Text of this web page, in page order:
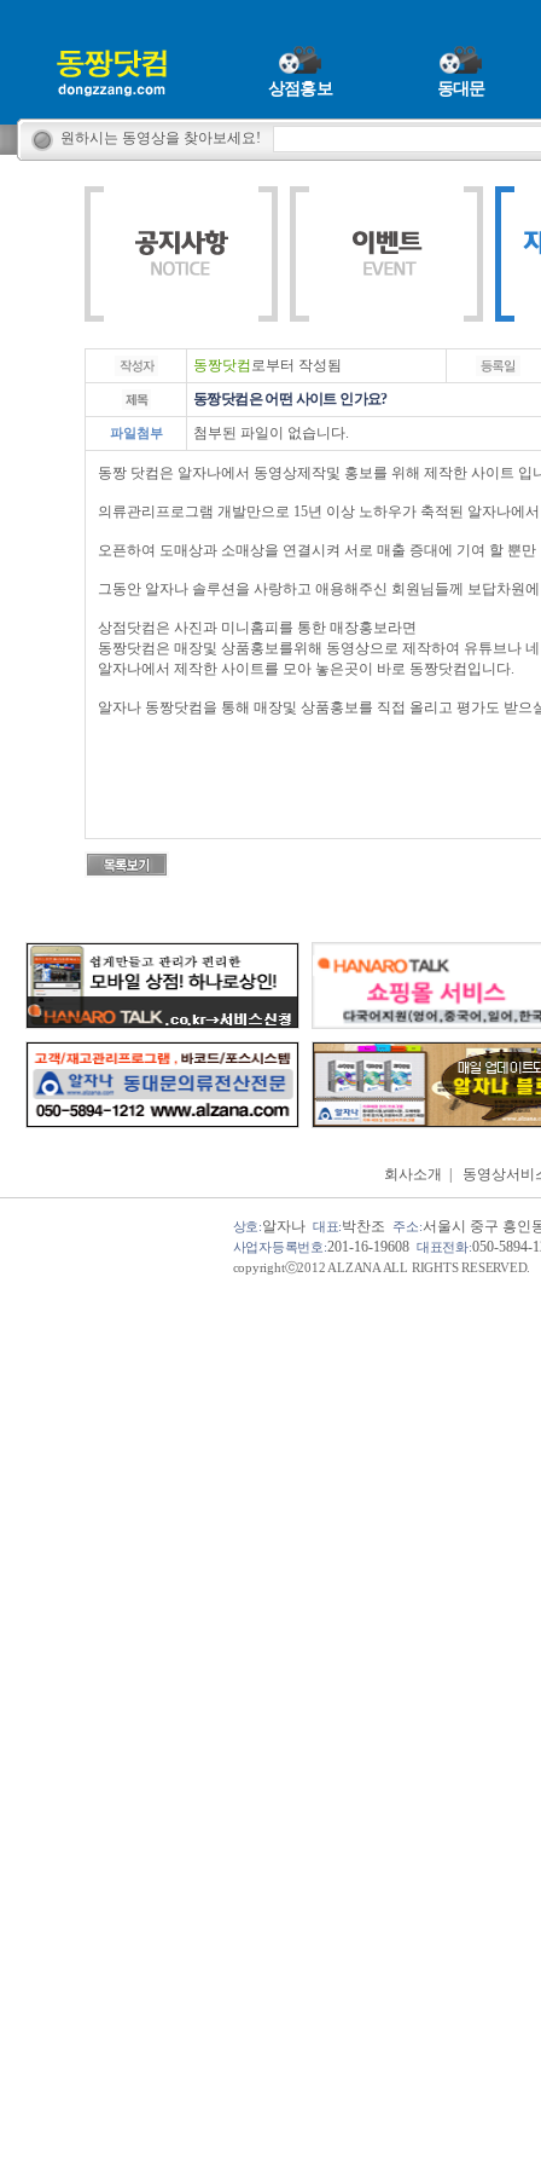
상점홍보 동대문
원하시는 동영상을 찾아보세요!
동짱닷컴 로부터 작성됨
동짱닷컴은 어떤 사이트 인가요?
파일첨부 첨부된 파일이 없습니다.
동짱 닷컴은 알자나에서 동영상제작및 홍보를 위해 제작한 사이트 입
의류관리프로그램 개발만으로 15년 이상 노하우가 축적된 알자나에
오픈하여 도매상과 소매상을 연결시켜 서로 매출 증대에 기여 할 뿐
그동안 알자나 솔루션을 사랑하고 애용해주신 회원님들께 보답차원
상점닷컴은 사진과 미니홈피를 통한 매장홍보라면
동짱닷컴은 매장및 상품홍보를위해 동영상으로 제작하여 유튜브나
알자나에서 제작한 사이트를 모아 놓은곳이 바로 동짱닷컴입니다.
알자나 동짱닷컴을 통해 매장및 상품홍보를 직접 올리고 평가도 받으
회사소개 동영상서비
상호:알자나 대표:박찬조주소:서울시 중구 흥인
사업자등록번호:201-16-19608 대표전화:050-5894-
copyrightⓒ2012 ALZANA ALL RIGHTS RESERVED.